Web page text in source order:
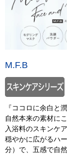
M.F.B
『ココロに余白と
自然本来の素材に
入浴料のスキンケ
穏やかに広がるハ
分）で、五感で自